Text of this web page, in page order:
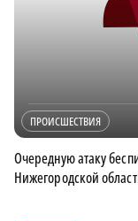
ПРОИСШЕСТВИЯ
Очередную атаку
Нижегородской